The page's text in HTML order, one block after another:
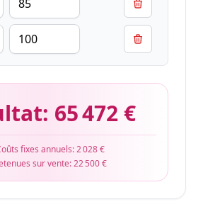
65 472 €
fixes annuels:2 028 €
sur vente:22 500 €